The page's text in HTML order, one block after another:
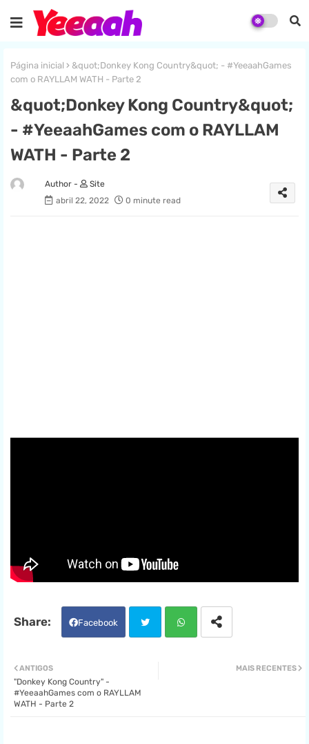
Página inicial
&quot;Donkey Kong Country&quot; - #YeeaahGames
com o RAYLLAM WATH - Parte 2
&quot;Donkey Kong Country&quot;
- #YeeaahGames com o RAYLLAM
WATH - Parte 2
Site
abril 22, 2022
0 minute read
Facebook
MAIS RECENTES
ANTIGOS
"Donkey Kong Country" -
#YeeaahGames com o RAYLLAM
WATH - Parte 2